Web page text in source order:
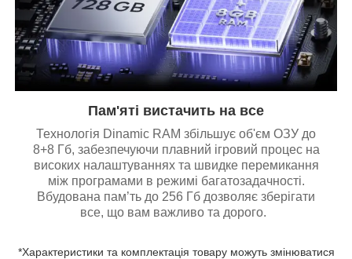
Пам'яті вистачить на все
Технологія Dinamic RAM збільшує об'єм ОЗУ до
8+8 Гб, забезпечуючи плавний ігровий процес на
високих налаштуваннях та швидке перемикання
між програмами в режимі багатозадачності.
Вбудована пам’ть до 256 Гб дозволяє зберігати
все, що вам важливо та дорого.
*Характеристики та комплектація товару можуть змінюватися